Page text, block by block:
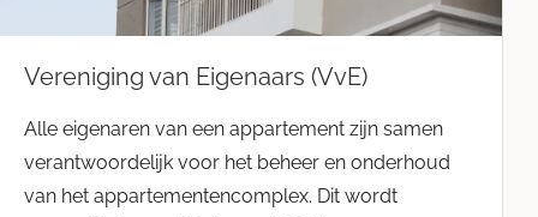
Vereniging van Eigenaars (VvE)
Alle eigenaren van een appartement zijn samen
verantwoordelijk voor het beheer en onderhoud
van het appartementencomplex. Dit wordt